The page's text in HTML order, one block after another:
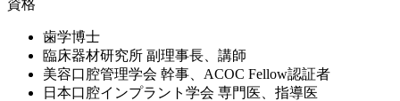
資格
歯学博士
臨床器材研究所 副理事長、講師
美容口腔管理学会 幹事、ACOC Fellow認証者
日本口腔インプラント学会 専門医、指導医